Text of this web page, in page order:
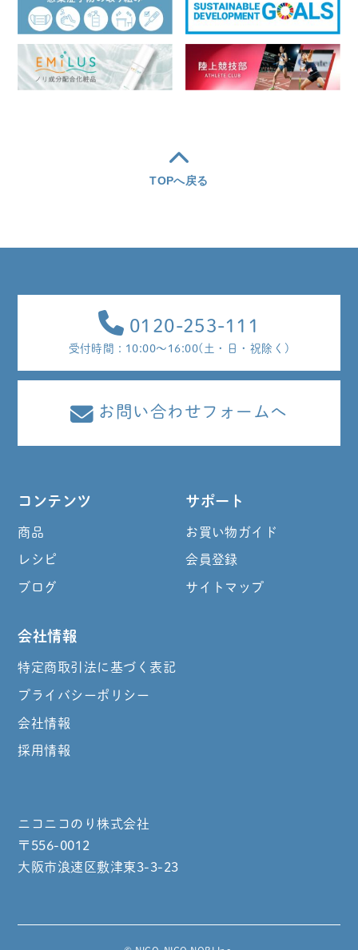
TOPへ戻る
0120-253-111
受付時間 : 10:00～16:00(土・日・祝除く)
お問い合わせフォームへ
コンテンツ
商品
レシピ
ブログ
サポート
お買い物ガイド
会員登録
サイトマップ
会社情報
特定商取引法に基づく表記
プライバシーポリシー
会社情報
採用情報
ニコニコのり株式会社
〒556-0012
大阪市浪速区敷津東3-3-23